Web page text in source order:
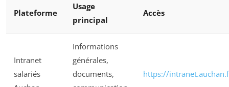
Plateforme
Usage
principal
Accès
Intranet
salariés
Informations
générales,
documents,
https://